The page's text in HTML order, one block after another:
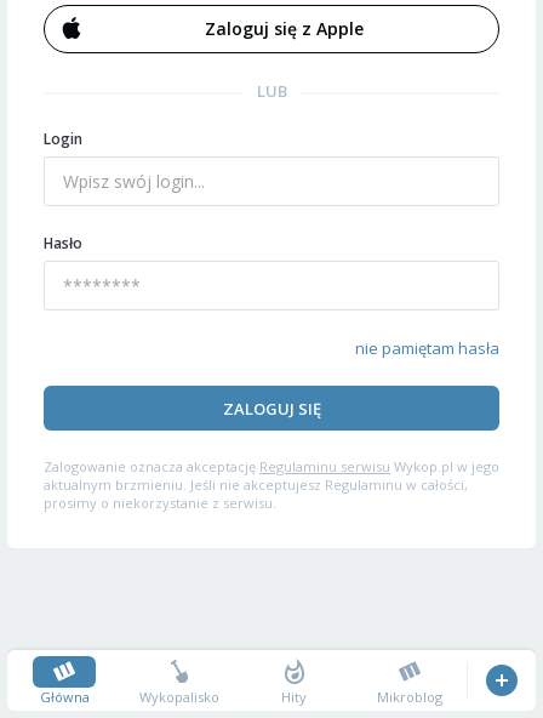
Zaloguj się z Apple
LUB
Login
Hasło
nie pamiętam hasła
ZALOGUJ SIĘ
Zalogowanie oznacza akceptację Regulaminu serwisu Wykop.pl w jego
aktualnym brzmieniu. Jeśli nie akceptujesz Regulaminu w całości,
prosimy o niekorzystanie z serwisu.
Główna Wykopalisko Hity Mikroblog